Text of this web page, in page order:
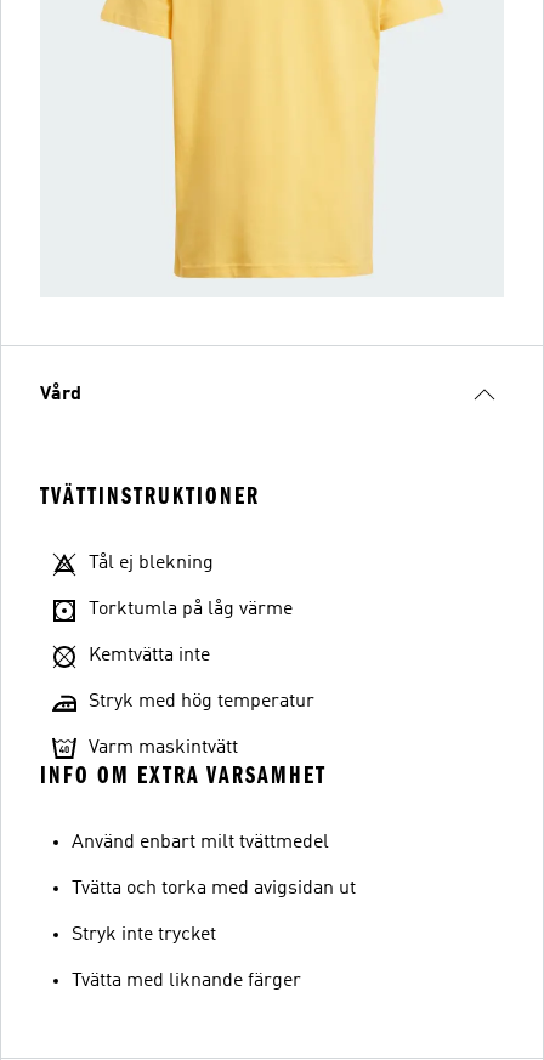
Vård
TVÄTTINSTRUKTIONER
Tål ej blekning
Torktumla på låg värme
Kemtvätta inte
Stryk med hög temperatur
Varm maskintvätt
INFO OM EXTRA VARSAMHET
Använd enbart milt tvättmedel
Tvätta och torka med avigsidan ut
Stryk inte trycket
Tvätta med liknande färger